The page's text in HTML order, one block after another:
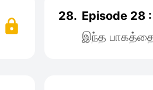
28. Episode 28
இந்த